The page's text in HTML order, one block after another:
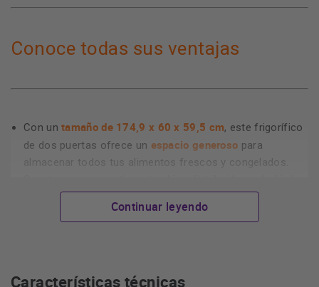
Conoce todas sus ventajas
Con untamaño de 174,9 x 60 x 59,5 cm, este frigorífico
de dos puertas ofrece un espacio generoso para
almacenar todos tus alimentos frescos y congelados.
acceso que te permiten organizar de manera eficiente los
productos alimenticios.Continuar leyendo
Características técnicas